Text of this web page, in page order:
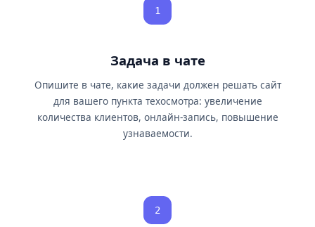
1
Задача в чате
Опишите в чате, какие задачи должен решать сайт
для вашего пункта техосмотра: увеличение
количества клиентов, онлайн-запись, повышение
узнаваемости.
2